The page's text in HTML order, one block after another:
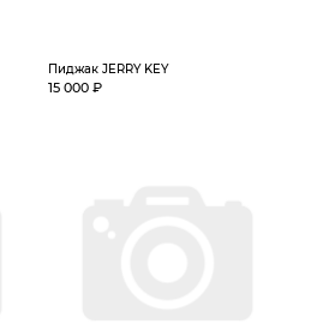
Пиджак JERRY KEY
15 000 ₽